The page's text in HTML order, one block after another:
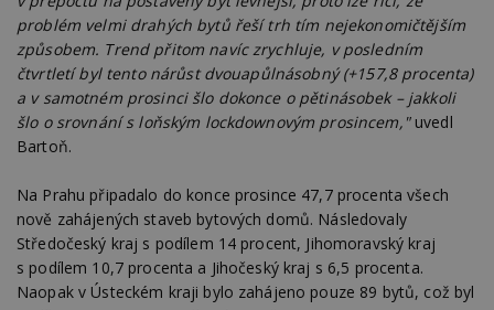
problém velmi drahých bytů řeší trh tím nejekonomičtějším
způsobem. Trend přitom navíc zrychluje, v posledním
čtvrtletí byl tento nárůst dvouapůlnásobný (+157,8 procenta)
a v samotném prosinci šlo dokonce o pětinásobek – jakkoli
šlo o srovnání s loňským lockdownovým prosincem,"uvedl
Bartoň.
Na Prahu připadalo do konce prosince 47,7 procenta všech
nově zahájených staveb bytových domů. Následovaly
Středočeský kraj s podílem 14 procent, Jihomoravský kraj
s podílem 10,7 procenta a Jihočeský kraj s 6,5 procenta.
Naopak v Ústeckém kraji bylo zahájeno pouze 89 bytů, což byl